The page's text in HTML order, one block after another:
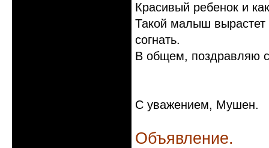
Красивый ребенок и
Такой малыш
согнать.
В общем, поздравляю
С уважением, Мушен.
Объявление.